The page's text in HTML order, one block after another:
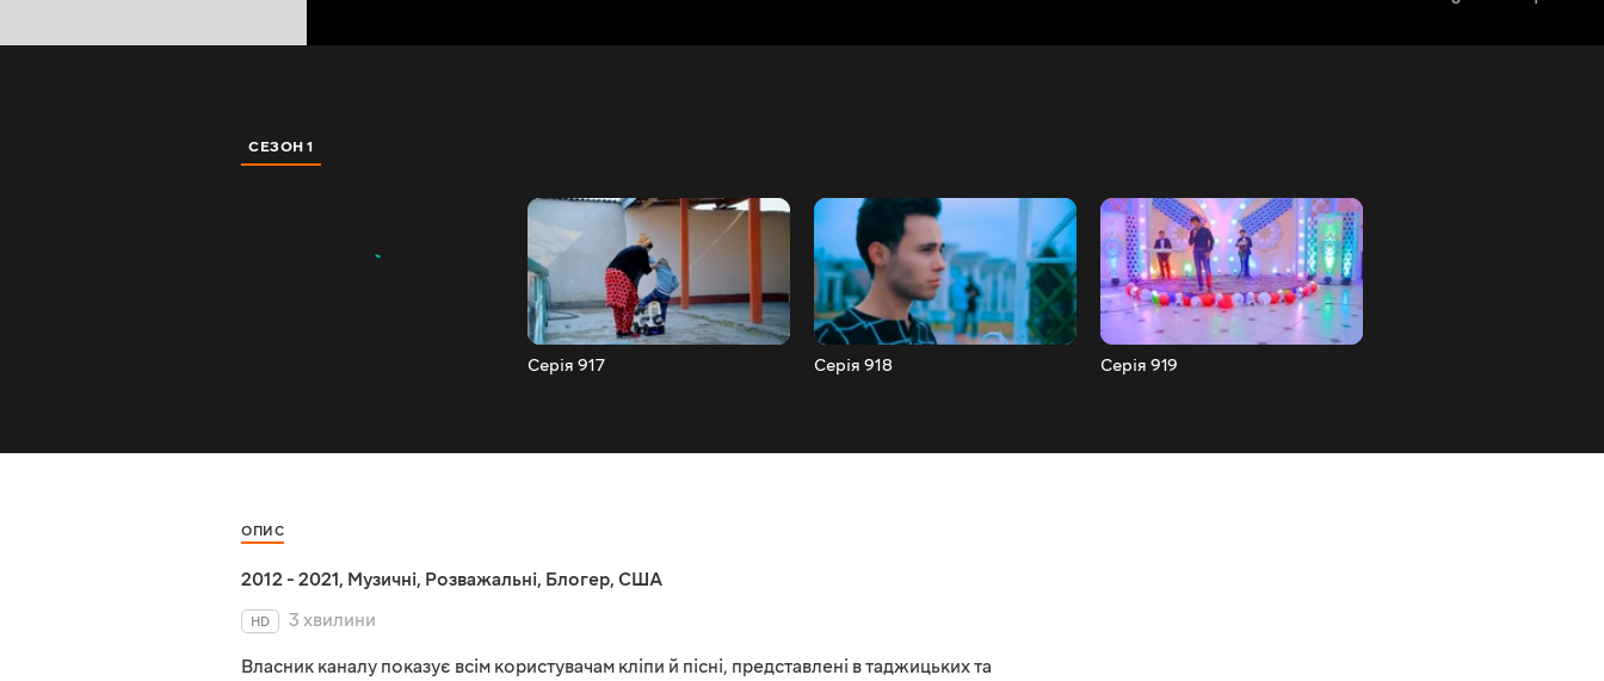
СЕЗОН 1
Серія 917 Серія 918 Серія 919
ОПИС
2012 - 2021, Музичні, Розважальні, Блогер, США
HD
3 хвилини
Власник каналу показує всім користувачам кліпи й пісні, представлені в таджицьких та